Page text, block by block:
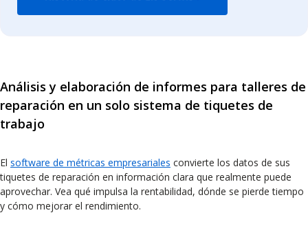
Análisis y elaboración de informes para talleres de
reparación en un solo sistema de tiquetes de
trabajo
El software de métricas empresariales convierte los datos de sus
tiquetes de reparación en información clara que realmente puede
aprovechar. Vea qué impulsa la rentabilidad, dónde se pierde tiempo
y cómo mejorar el rendimiento.